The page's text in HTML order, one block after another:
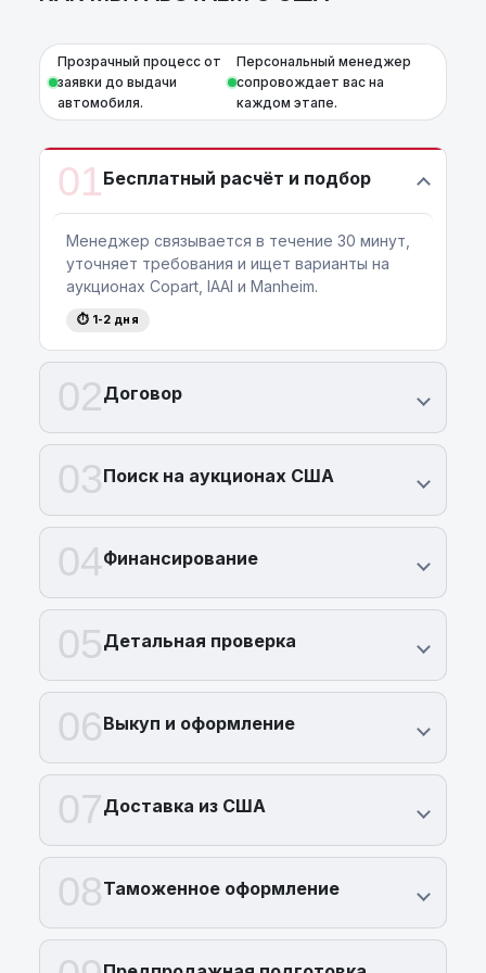
Прозрачный процесс от
заявки до выдачи
автомобиля.
Персональный менеджер
сопровождает вас на
каждом этапе.
01Бесплатный расчёт и подбор
Менеджер связывается в течение 30 минут,
уточняет требования и ищет варианты на
аукционах Copart, IAAI и Manheim.
⏱ 1-2 дня
02Договор
03Поиск на аукционах США
04Финансирование
05Детальная проверка
06Выкуп и оформление
07Доставка из США
08Таможенное оформление